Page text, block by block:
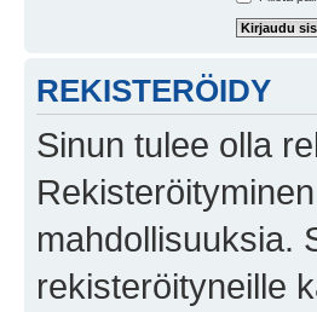
REKISTERÖIDY
Sinun tulee olla
mahdollisuuksia.
rekisteröityneille